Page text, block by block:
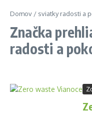
Domov / sviatky radosti a
Značka
radosti a